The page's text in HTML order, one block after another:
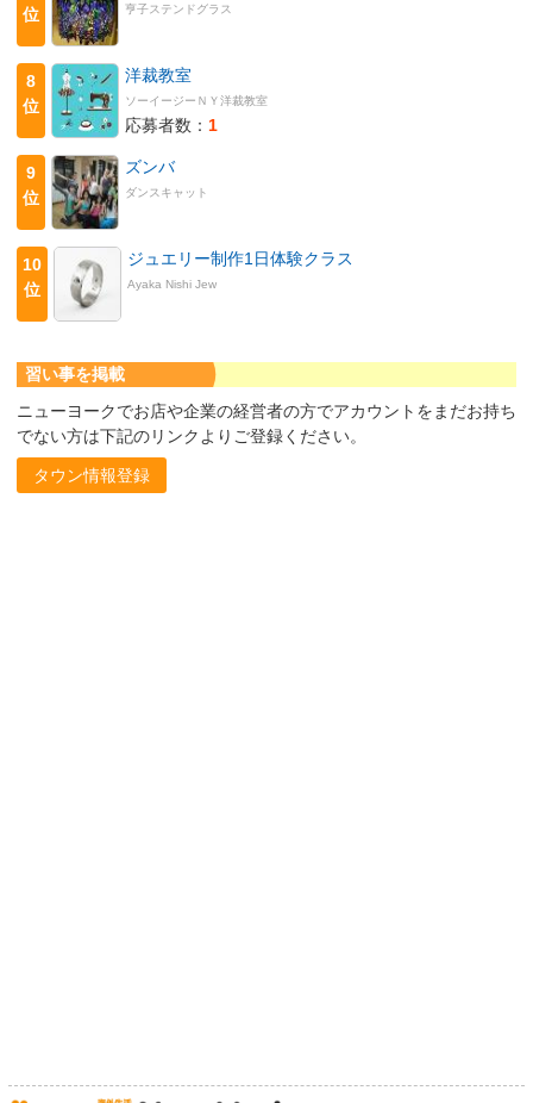
位
亨子ステンドグラス
8
位
洋裁教室
ソーイージーＮＹ洋裁教室
応募者数： 1
9
位
ズンバ
ダンスキャット
10
位
ジュエリー制作1日体験クラス
Ayaka Nishi Jew
習い事を掲載
ニューヨークでお店や企業の経営者の方でアカウントをまだお持ち
でない方は下記のリンクよりご登録ください。
タウン情報登録